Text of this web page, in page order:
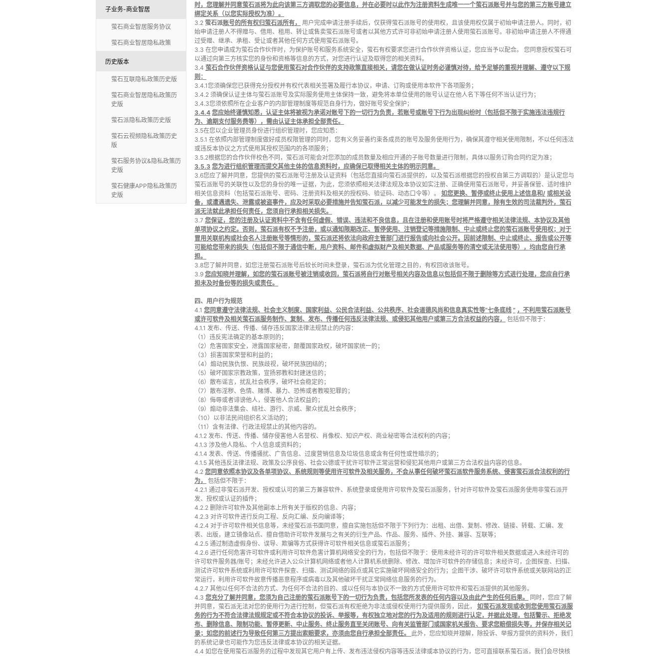
子业务-商业智居
萤石商业智居服务协议
萤石商业智居隐私政策
历史版本
萤石互联隐私政策历史版
萤石商业智居隐私政策历
史版
萤石派隐私政策历史版
萤石云视频隐私政策历史
版
萤石服务协议&隐私政策历
史版
萤石健康APP隐私政策历
史版
时，您理解并同意萤石派将为此向该第三方调取您的必要信息，并在必要时以此作为注册资料生成唯一一个萤石派账号并与您的第三方账号建立
绑定关系（以您实际授权为准）。
3.2 萤石派账号的所有权归萤石派所有，
用户完成申请注册手续后，仅获得萤石派账号的使用权，且该使用权仅属于初始申请注册人。同时，初
始申请注册人不得赠与、借用、租用、转让或售卖萤石派账号或者以其他方式许可非初始申请注册人使用萤石派账号。非初始申请注册人不得通
过受赠、继承、承租、受让或者其他任何方式使用萤石派账号。
3.3 在您申请成为萤石合作伙伴时，为保护账号和服务系统安全，萤石有权要求您进行合作伙伴资格认证，您应当予以配合。 您同意授权萤石可
以通过向第三方核实您的身份和资格等信息的方式，对您进行认证及取得您的相关资料。
3.4 萤石合作伙伴资格认证与您使用萤石对合作伙伴的支持政策直接相关，请您在做认证时务必谨慎对待，给予足够的重视并理解、遵守以下规
则：
3.4.1您须确保您已获得充分授权并有权代表相关签署及履行本协议，申请、订购或使用本软件下各项服务；
3.4.2 须确保认证主体与萤石派账号及实际服务使用主体保持一致，避免将本单位使用的账号认证在他人名下等任何不当认证行为；
3.4.3您须依照所在企业客户的内部管理制度等规范自身行为，做好账号安全保护；
3.4.4 您应始终谨慎知悉，认证主体将被视为承诺对账号下的一切行为负责，若账号或账号下行为出现纠纷时（包括但不限于实施违法违规行
为、逾期支付服务费等），需由认证主体承担全部责任。
3.5在您以企业管理员身份进行组织管理时，您应知悉：
3.5.1 在依照内部管理制度做好成员权限管理的同时，您有义务妥善约束各成员的账号及服务使用行为，确保其遵守相关使用限制，不以任何违法
或违反本协议之方式使用其授权范围内的各项服务；
3.5.2根据您的合作伙伴校色不同，萤石派可能会对您添加的成员数量及相应开通的子账号数量进行限制，具体以服务订购合同约定为准；
3.5.3 您为进行组织管理而提交其他主体的信息资料时，应确保已取得相关主体的明示同意。
3.6您应了解并同意，您提供的萤石派账号注册及认证资料（包括您直接向萤石派提供的，以及萤石派根据您的授权自第三方调取的）是认定您与
萤石派账号的关联性以及您的身份的唯一证据，为此，您须依照相关法律法规及本协议如实注册、正确使用萤石派账号，并妥善保管、适时维护
相关信息资料（包括萤石派账号、密码、注册资料及相关的授权码、验证码、动态口令等）。 如您更换、暂停或终止使用上述信息和/ 或相关设
备，或遭遇遗失、泄露或被盗事件，应及时采取必要措施并告知萤石派，以减少可能发生的损失；您理解并同意，除有生效的司法裁判外，萤石
派无法就此承担任何责任，您须自行承担相关损失。
3.7 您保证，您的注册及认证资料中不含有任何虚假、错误、违法和不良信息，且在注册和使用账号时将严格遵守相关法律法规、本协议及其他
单项协议之约定。否则，萤石派有权不予注册，或以通知限期改正、暂停使用、注销登记等措施限制、中止或终止您的萤石派账号使用权；对于
冒用关联机构或社会名人注册账号等情形的，萤石派还将依法向政府主管部门进行报告或向社会公开。因前述限制、中止或终止、报告或公开等
可能给您带来的损失（包括但不限于通信中断，用户资料、邮件和虚拟财产及相关数据、产品或服务等的清空或无法使用等），均由您自行承
担。
3.8您了解并同意，如您注册萤石派账号后较长时间未登录，萤石派为优化管理之目的，有权回收该账号。
3.9 您应知晓并理解，如您的萤石派账号被注销或收回，萤石派将自行对账号相关内容及信息以包括但不限于删除等方式进行处理，您应自行承
担未及时备份等的损失或责任。
四、用户行为规范
4.1 您同意遵守法律法规、社会主义制度、国家利益、公民合法利益、公共秩序、社会道德风尚和信息真实性等“七条底线 ” ，不利用萤石派账号
或许可软件及相关萤石派服务制作、复制、发布、传播任何违反法律法规、或侵犯其他用户或第三方合法权益的内容，
包括但不限于：
4.1.1 发布、传送、传播、储存违反国家法律法规禁止的内容：
（1）违反宪法确定的基本原则的；
（2）危害国家安全，泄露国家秘密，颠覆国家政权，破坏国家统一的；
（3）损害国家荣誉和利益的；
（4）煽动民族仇恨、民族歧视，破坏民族团结的；
（5）破坏国家宗教政策，宣扬邪教和封建迷信的；
（6）散布谣言，扰乱社会秩序，破坏社会稳定的；
（7）散布淫秽、色情、赌博、暴力、恐怖或者教唆犯罪的；
（8）侮辱或者诽谤他人，侵害他人合法权益的；
（9）煽动非法集会、结社、游行、示威、聚众扰乱社会秩序；
（10）以非法民间组织名义活动的；
（11）含有法律、行政法规禁止的其他内容的。
4.1.2 发布、传送、传播、储存侵害他人名誉权、肖像权、知识产权、商业秘密等合法权利的内容；
4.1.3 涉及他人隐私、个人信息或资料的；
4.1.4 发表、传送、传播骚扰、广告信息、过度营销信息及垃圾信息或含有任何性或性暗示的；
4.1.5 其他违反法律法规、政策及公序良俗、社会公德或干扰许可软件正常运营和侵犯其他用户或第三方合法权益内容的信息。
4.2 您同意依照本协议及各单项协议、系统规则等使用许可软件及相关服务，不会从事任何破坏萤石派软件服务系统、侵害萤石派合法权利的行
为，
包括但不限于：
4.2.1 通过非萤石派开发、授权或认可的第三方兼容软件、系统登录或使用许可软件及萤石派服务，针对许可软件及萤石派服务使用非萤石派开
发、授权或认证的插件；
4.2.2 删除许可软件及其他副本上所有关于版权的信息、内容；
4.2.3 对许可软件进行反向工程、反向汇编、反向编译等；
4.2.4 对于许可软件相关信息等，未经萤石派书面同意，擅自实施包括但不限于下列行为：出租、出借、复制、修改、链接、转载、汇编、发
表、出版，建立镜像站点、擅自借助许可软件发展与之有关的衍生产品、作品、服务、插件、外挂、兼容、互联等；
4.2.5 通过制造虚假身份、误导、欺骗等方式获得许可软件相关信息或萤石派服务；
4.2.6 进行任何危害许可软件或利用许可软件危害计算机网络安全的行为，包括但不限于：使用未经许可的许可软件相关数据或进入未经许可的
许可软件服务器/账号；未经允许进入公众计算机网络或者他人计算机系统删除、修改、增加许可软件的存储信息；未经许可，企图探查、扫描、
测试许可软件系统或利用许可软件探查、扫描、测试网络的弱点或其它实施破坏网络安全的行为；企图干涉、破坏许可软件系统或关联网站的正
常运行，利用许可软件故意传播恶意程序或病毒以及其他破坏干扰正常网络信息服务的行为。
4.2.7 其他以任何不合法的方式、为任何不合法的目的、或以任何与本协议不一致的方式使用许可软件和萤石派提供的其他服务。
4.3 您充分了解并同意，您须为自己注册的萤石派账号下的一切行为负责，包括您所发表的任何内容以及由此产生的任何后果。
同时，您应了解
并同意，萤石派无法对您的使用行为进行控制，但萤石派有权拒绝为非法或侵权使用行为提供服务，因此， 如萤石派发现或收到您使用萤石派服
务的行为不符合法律法规规定或不符合本协议的投诉、举报等，有权独立地对您的行为及适用的规则进行认定，并据此处理，包括警示、拒绝发
布、删除信息、限制功能、暂停更新、中止服务、终止服务直至关闭账号、向有关监管部门或国家机关报告、要求您赔偿损失等，并保存相关记
录；如您的前述行为导致任何第三方提出索赔要求，亦须由您自行承担全部责任。 此外，您应知晓并理解，除投诉、举报方提供的资料外，我们
的系统记录也可能作为您违反法律或本协议的相关证据。
4.4 如您在使用萤石派服务的过程中发现其它用户有上传、发布违法侵权内容等违反法律或本协议的行为，您可直接联系萤石派，我们会尽快核